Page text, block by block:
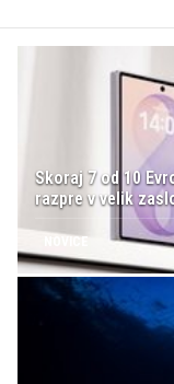
Skoraj 7 od 10
razpre v velik
NOVICE